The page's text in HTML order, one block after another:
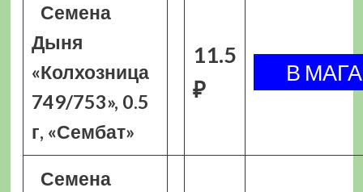
Семена
Дыня
«Колхозница
749/753», 0.5
г, «Сембат»
11.5
₽
Семена